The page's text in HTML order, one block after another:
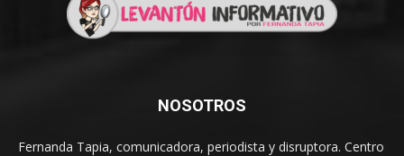
NOSOTROS
Fernanda Tapia, comunicadora, periodista y disruptora. Centro